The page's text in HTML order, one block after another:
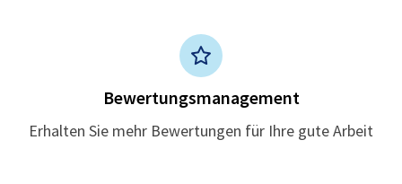
Bewertungsmanagement
Erhalten Sie mehr Bewertungen für Ihre gute Arbeit